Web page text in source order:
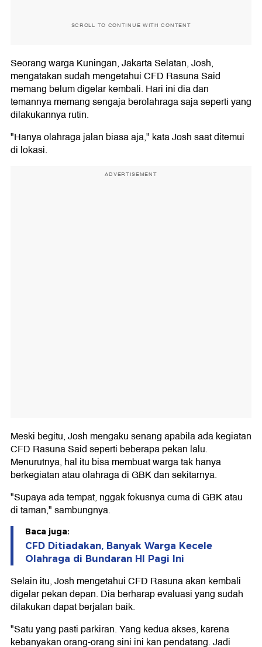
SCROLL TO CONTINUE WITH CONTENT
Seorang warga Kuningan, Jakarta Selatan, Josh,
mengatakan sudah mengetahui CFD Rasuna Said
memang belum digelar kembali. Hari ini dia dan
temannya memang sengaja berolahraga saja seperti yang
dilakukannya rutin.
"Hanya olahraga jalan biasa aja," kata Josh saat ditemui
di lokasi.
ADVERTISEMENT
Meski begitu, Josh mengaku senang apabila ada kegiatan
CFD Rasuna Said seperti beberapa pekan lalu.
Menurutnya, hal itu bisa membuat warga tak hanya
berkegiatan atau olahraga di GBK dan sekitarnya.
"Supaya ada tempat, nggak fokusnya cuma di GBK atau
di taman," sambungnya.
Baca juga:
CFD Ditiadakan, Banyak Warga Kecele
Olahraga di Bundaran HI Pagi Ini
Selain itu, Josh mengetahui CFD Rasuna akan kembali
digelar pekan depan. Dia berharap evaluasi yang sudah
dilakukan dapat berjalan baik.
"Satu yang pasti parkiran. Yang kedua akses, karena
kebanyakan orang-orang sini ini kan pendatang. Jadi